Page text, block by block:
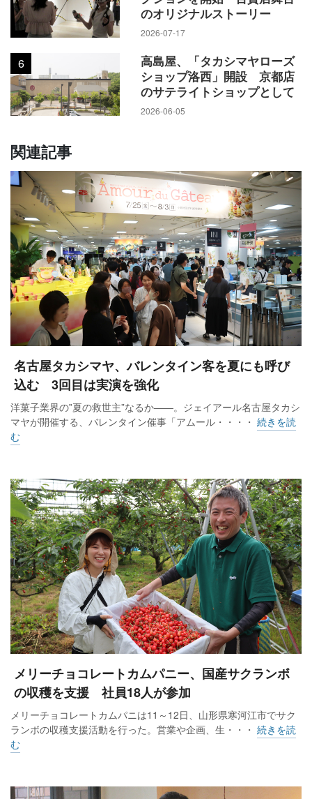
のオリジナルストーリー
2026-07-17
6
高島屋、「タカシマヤローズ
ショップ洛西」開設 京都店
のサテライトショップとして
2026-06-05
関連記事
名古屋タカシマヤ、バレンタイン客を夏にも呼び
込む 3回目は実演を強化
洋菓子業界の‟夏の救世主”なるか――。ジェイアール名古屋タカシ
マヤが開催する、バレンタイン催事「アムール・・・・ 続きを読
む
メリーチョコレートカムパニー、国産サクランボ
の収穫を支援 社員18人が参加
メリーチョコレートカムパニは11～12日、山形県寒河江市でサク
ランボの収穫支援活動を行った。営業や企画、生・・・ 続きを読
む